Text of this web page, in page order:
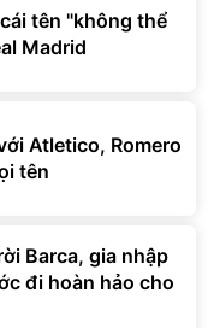
tên "không thể
Madrid
Atletico, Romero
tên
Barca, gia nhập
đi hoàn hảo cho